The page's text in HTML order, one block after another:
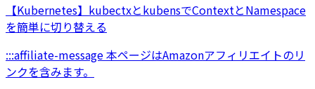
【Kubernetes】kubectxとkubensでContextとNamespace
を簡単に切り替える
:::affiliate-message 本ページはAmazonアフィリエイトのリ
ンクを含みます。